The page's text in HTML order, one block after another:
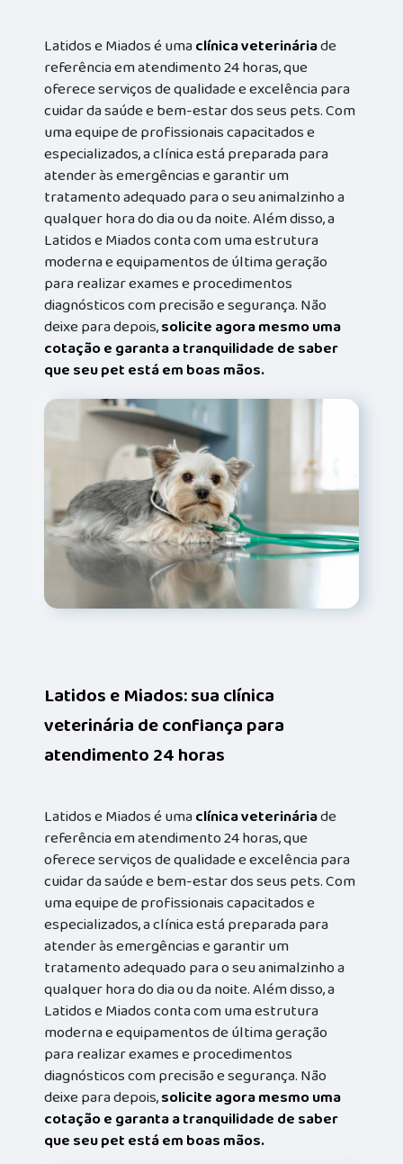
Latidos e Miados é umaclínica veterináriade
referência em atendimento 24 horas, que
oferece serviços de qualidade e excelência para
cuidar da saúde e bem-estar dos seus pets. Com
uma equipe de profissionais capacitados e
especializados, a clínica está preparada para
atender às emergências e garantir um
tratamento adequado para o seu animalzinho a
qualquer hora do dia ou da noite. Além disso, a
Latidos e Miados conta com uma estrutura
moderna e equipamentos de última geração
para realizar exames e procedimentos
diagnósticos com precisão e segurança. Não
deixe para depois,solicite agora mesmo uma
cotação e garanta a tranquilidade de saber
que seu pet está em boas mãos.
Latidos e Miados: sua clínica
veterinária de confiança para
atendimento 24 horas
Latidos e Miados é umaclínica veterináriade
referência em atendimento 24 horas, que
oferece serviços de qualidade e excelência para
cuidar da saúde e bem-estar dos seus pets. Com
uma equipe de profissionais capacitados e
especializados, a clínica está preparada para
atender às emergências e garantir um
tratamento adequado para o seu animalzinho a
qualquer hora do dia ou da noite. Além disso, a
Latidos e Miados conta com uma estrutura
moderna e equipamentos de última geração
para realizar exames e procedimentos
diagnósticos com precisão e segurança. Não
deixe para depois,solicite agora mesmo uma
cotação e garanta a tranquilidade de saber
que seu pet está em boas mãos.